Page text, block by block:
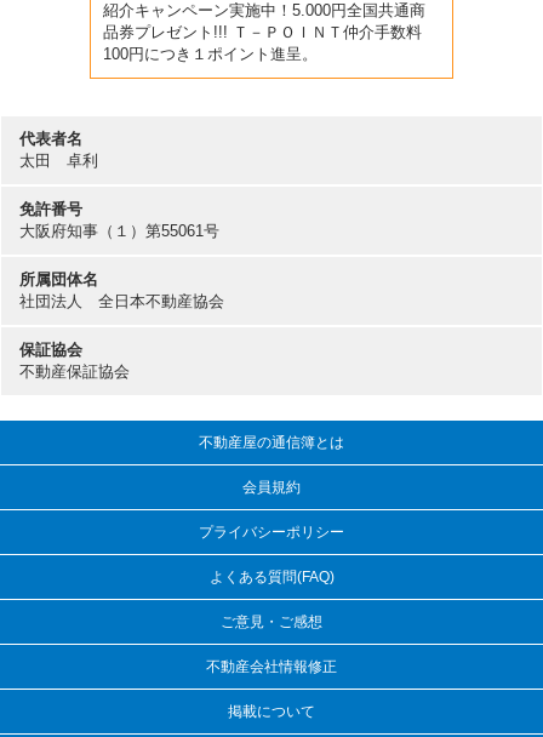
紹介キャンペーン実施中！5.000円全国共通商
品券プレゼント!!! Ｔ－ＰＯＩＮＴ仲介手数料
100円につき１ポイント進呈。
代表者名
太田 卓利
免許番号
大阪府知事（１）第55061号
所属団体名
社団法人 全日本不動産協会
保証協会
不動産保証協会
不動産屋の通信簿とは
会員規約
プライバシーポリシー
よくある質問(FAQ)
ご意見・ご感想
不動産会社情報修正
掲載について